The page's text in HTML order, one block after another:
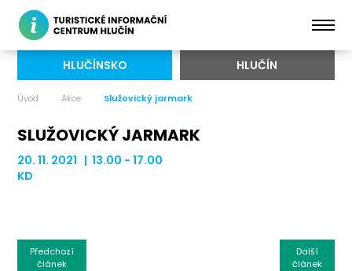
HLUČÍNSKO HLUČÍN
Úvod Akce Služovický jarmark
SLUŽOVICKÝ JARMARK
20. 11. 2021 | 13.00 - 17.00
KD
Další
článek
Předchozí
článek